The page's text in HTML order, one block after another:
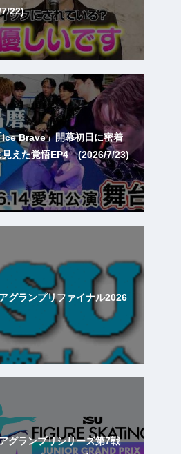
22)
Ice Brave」開幕初日に密着
見えた覚悟EP4 (2026/7/23)
グランプリファイナル2026
グランプリシリーズ第7戦